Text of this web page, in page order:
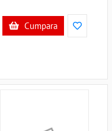
Cumpara